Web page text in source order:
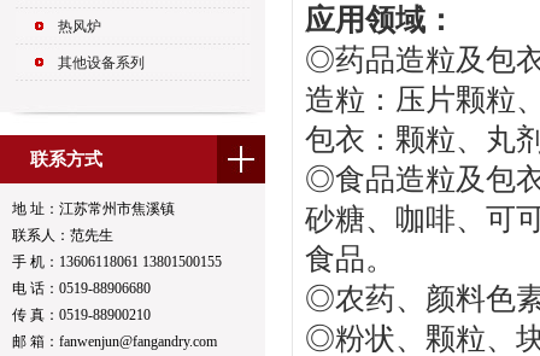
热风炉
其他设备系列
联系方式
地 址：江苏常州市焦溪镇
联系人：范先生
手 机：13606118061 13801500155
电 话：0519-88906680
传 真：0519-88900210
邮 箱：fanwenjun@fangandry.com
应用领域：
◎药品造粒及包
造粒：压片颗粒
包衣：颗粒、丸
◎食品造粒及包
砂糖、咖啡、可
食品。
◎农药、颜料色
◎粉状、颗粒、